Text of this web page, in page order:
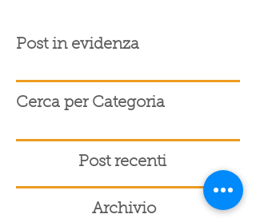
Post in evidenza
Cerca per Categoria
Post recenti
Archivio